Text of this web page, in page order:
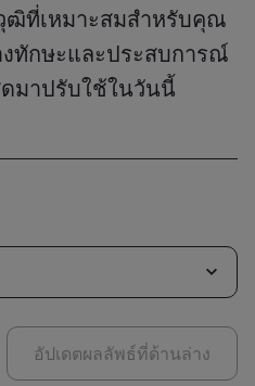
ที่เหมาะสมสำหรับคุณ
ทักษะและประสบการณ์
มาปรับใช้ในวันนี้
อัปเดตผลลัพธ์ที่ด้านล่าง